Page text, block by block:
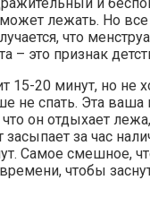
лежать. Но
что
– это признак
15-20 минут, но не
не спать. Эта
он отдыхает
засыпает за час
Самое смешное,
чтобы